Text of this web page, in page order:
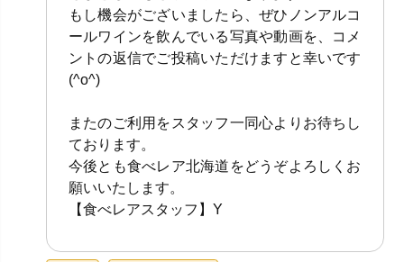
もし機会がございましたら、ぜひノンアルコ
ールワインを飲んでいる写真や動画を、コメ
ントの返信でご投稿いただけますと幸いです
(^o^)
またのご利用をスタッフ一同心よりお待ちし
ております。
今後とも食べレア北海道をどうぞよろしくお
願いいたします。
【食べレアスタッフ】Y